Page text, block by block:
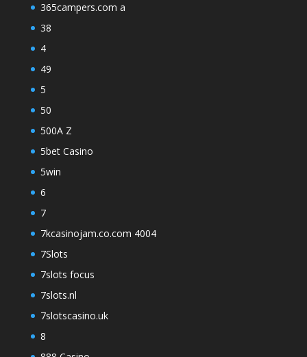
365campers.com a
38
4
49
5
50
500A Z
5bet Casino
5win
6
7
7kcasinojam.co.com 4004
7Slots
7slots focus
7slots.nl
7slotscasino.uk
8